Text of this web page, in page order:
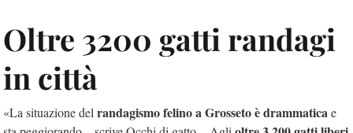
Oltre 3200 gatti randagi
in città
«La situazione del randagismo felino a Grosseto è drammaticae